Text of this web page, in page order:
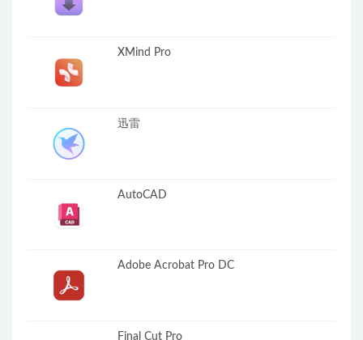
XMind Pro
迅雷
AutoCAD
Adobe Acrobat Pro DC
Final Cut Pro